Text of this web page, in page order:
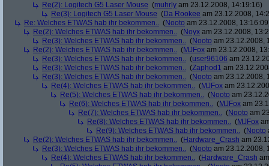
Re(2): Logitech G5 Laser Mouse (muhrly am 23.12.2008, 14:19:16)
Re(3): Logitech G5 Laser Mouse (Da Rookee am 23.12.2008,
Re: Welches ETWAS hab ihr bekommen.. (Nooto am 23.12.2008,
Re(2): Welches ETWAS hab ihr bekommen.. (Noyx am 23.12.2008,
Re(3): Welches ETWAS hab ihr bekommen.. (Nooto am 23.12.2008,
Re(2): Welches ETWAS hab ihr bekommen.. (MJFox am 23.12.2008,
Re(3): Welches ETWAS hab ihr bekommen.. (user96106 am
Re(3): Welches ETWAS hab ihr bekommen.. (Zaphod1 am
Re(3): Welches ETWAS hab ihr bekommen.. (Nooto am 23.12.2008,
Re(4): Welches ETWAS hab ihr bekommen.. (MJFox am
Re(5): Welches ETWAS hab ihr bekommen.. (Nooto am
Re(6): Welches ETWAS hab ihr bekommen.. (MJFox am
Re(7): Welches ETWAS hab ihr bekommen.. (Nooto am
Re(8): Welches ETWAS hab ihr bekommen.. (MJFox
Re(9): Welches ETWAS hab ihr bekommen.. (Nooto
Re(2): Welches ETWAS hab ihr bekommen.. (Hardware_Crash am
Re(3): Welches ETWAS hab ihr bekommen.. (Nooto am 23.12.2008,
Re(4): Welches ETWAS hab ihr bekommen.. (Hardware_Crash